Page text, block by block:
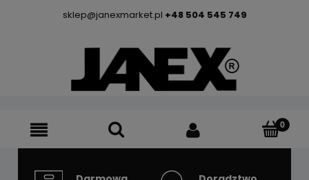
sklep@janexmarket.pl +48 504 545 749